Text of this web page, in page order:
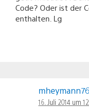
Code? Oder ist der
enthalten. Lg
mheymann76
16. Juli 2014 um